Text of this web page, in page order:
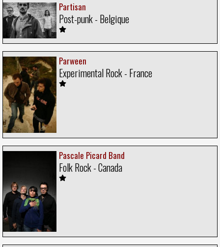
Partisan
Post-punk - Belgique
Parween
Experimental Rock - France
Pascale Picard Band
Folk Rock - Canada